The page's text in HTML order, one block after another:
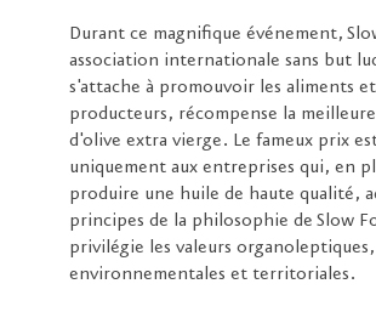
Durant ce magnifique événement,
association internationale sans but
s'attache à promouvoir les aliments
producteurs, récompense la
d'olive extra vierge. Le fameux prix
uniquement aux entreprises qui, en
produire une huile de haute qualité,
principes de la philosophie de Slow
privilégie les valeurs organoleptiques,
environnementales et territoriales.